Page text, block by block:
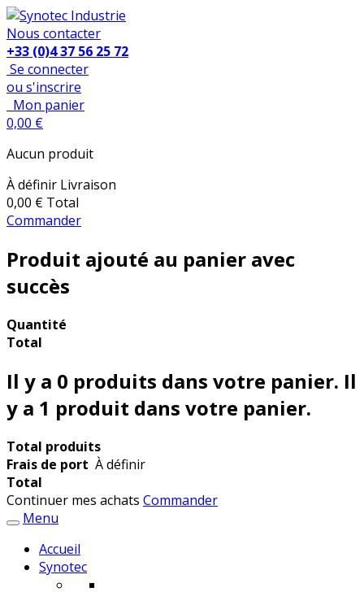
Nous contacter
+33 (0)4 37 56 25 72
Se connecter
ou s'inscrire
Mon panier
0,00 €
Aucun produit
À définir Livraison
0,00 € Total
Commander
Produit ajouté au panier avec
succès
Quantité
Total
Il y a 0 produits dans votre panier. Il
y a 1 produit dans votre panier.
Total produits
Frais de port À définir
Total
Continuer mes achats Commander
Menu
Accueil
Synotec